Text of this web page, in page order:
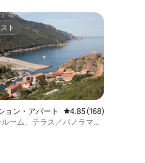
つ星の平均評価
ト
ト
ョン・アパート レビュー168件、5つ
4.85 (168)
ーム、テラス／パノラマビ